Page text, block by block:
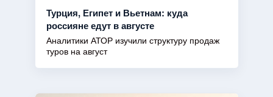
Турция, Египет и Вьетнам: куда
россияне едут в августе
Аналитики АТОР изучили структуру продаж
туров на август